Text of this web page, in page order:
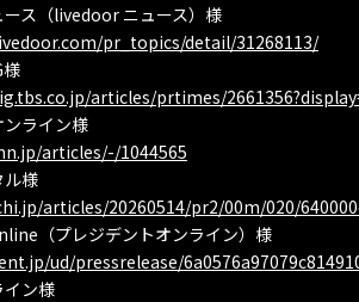
ース（livedoor ニュース）様
pr_topics/detail/31268113/
様
articles/prtimes/
ライン様
articles/-/1044565
ル様
articles/20260514/pr2/00m/020/
（プレジデントオンライン）様
ud/pressrelease/
ン様